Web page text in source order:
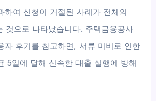
하여 신청이 거절된 사례가 전체의
것으로 나타났습니다. 주택금융공사
자 후기를 참고하면, 서류 미비로 인한
5일에 달해 신속한 대출 실행에 방해